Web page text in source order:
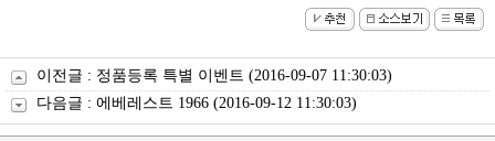
이전글 : 정품등록 특별 이벤트 (2016-09-07 11:30:03)
다음글 : 에베레스트 1966 (2016-09-12 11:30:03)